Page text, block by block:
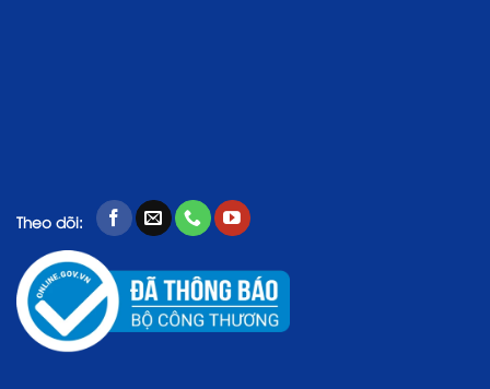
Theo dõi: